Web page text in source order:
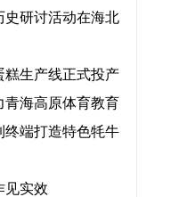
史研讨活动在海北
糕生产线正式投产
青海高原体育教育
终端打造特色牦牛
见实效